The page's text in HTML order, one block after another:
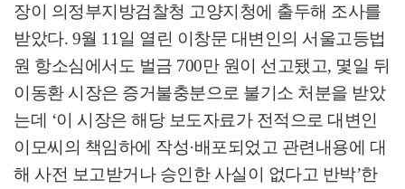
장이 의정부지방검찰청 고양지청에 출두해 조사를
받았다. 9월 11일 열린 이창문 대변인의 서울고등법
원 항소심에서도 벌금 700만 원이 선고됐고, 몇일 뒤
이동환 시장은 증거불충분으로 불기소 처분을 받았
는데 ‘이 시장은 해당 보도자료가 전적으로 대변인
이모씨의 책임하에 작성·배포되었고 관련내용에 대
해 사전 보고받거나 승인한 사실이 없다고 반박’한